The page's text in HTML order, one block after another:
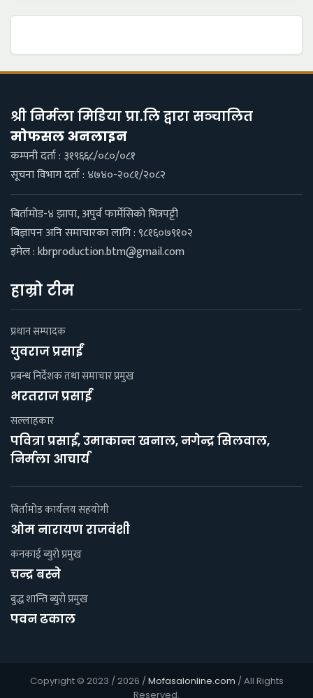
श्री निर्मला मिडिया प्रा.लि द्वारा सञ्चालित
माेफसल अनलाइन
कम्पनी दर्ता : ३१९६६८/०८०/०८१
सूचना विभाग दर्ता : ४७४०-२०८१/२०८२
बिर्तामाेड-४ झापा, अपुर्व फार्मेसिकाे भित्रपट्टी
बिज्ञापन अनि समाचारका लागि : ९८१६०७९१०२
इमेल :kbrproduction.btm@gmail.com
हाम्रो टीम
प्रधान सम्पादक
युवराज प्रसाईं
प्रबन्ध निर्देशक तथा समाचार प्रमुख
भरतराज प्रसाईं
सल्लाहकार
पवित्रा प्रसाईं, उमाकान्त खनाल, नगेन्द्र सिलवाल,
निर्मला आचार्य
बिर्तामोड कार्यलय सहयाेगी
ओम नारायण राजवंशी
कनकाई ब्युराे प्रमुख
चन्द्र बस्ने
बुद्ध शान्ति ब्युरो प्रमुख
पवन ढकाल
Copyright © 2023 / 2026 /Mofasalonline.com / All Rights
Reserved.